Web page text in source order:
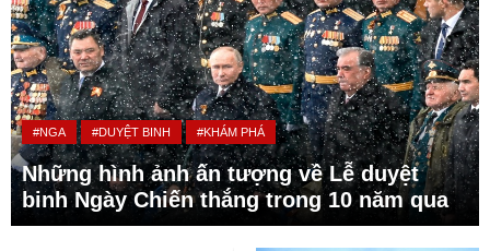
#NGA #DUYỆT BINH #KHÁM PHÁ
Những hình ảnh ấn tượng về Lễ duyệt
binh Ngày Chiến thắng trong 10 năm qua